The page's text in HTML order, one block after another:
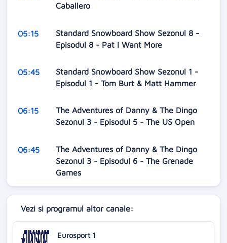
Caballero
05:15
Standard Snowboard Show Sezonul 8 -
Episodul 8 - Pat I Want More
05:45
Standard Snowboard Show Sezonul 1 -
Episodul 1 - Tom Burt & Matt Hammer
06:15
The Adventures of Danny & The Dingo
Sezonul 3 - Episodul 5 - The US Open
06:45
The Adventures of Danny & The Dingo
Sezonul 3 - Episodul 6 - The Grenade
Games
Vezi si programul altor canale:
Eurosport 1